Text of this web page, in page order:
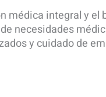
médica integral y el
necesidades
y cuidado de